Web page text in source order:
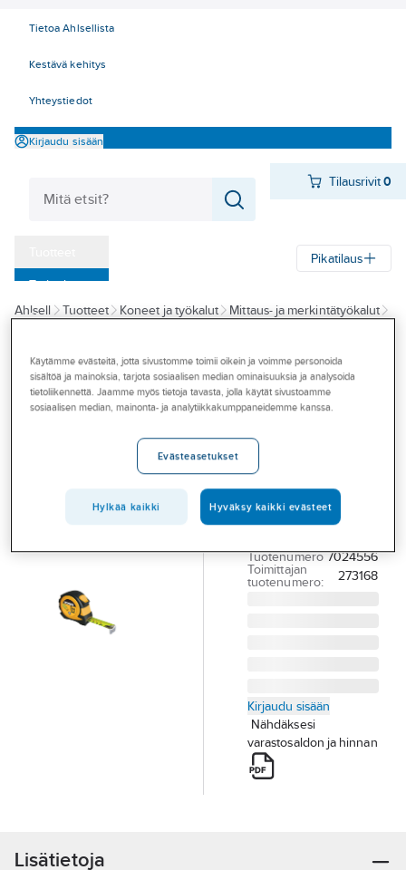
Tietoa Ahlsellista
Kestävä kehitys
Yhteystiedot
Kirjaudu sisään
Tilausrivit 0
‎Tarjoukset
Myymälät
Konseptit
Palvelut
Pikatilaus
Ahlsell Tuotteet Koneet ja työkalut
Mittaus- ja merkintätyökalut
IRONSIDE
Rullamitta
Lock
RULLAMITTA
5M/25MM SELF-
LOCK IRONSIDE
Tuotenumero 7024556
Toimittajan
tuotenumero:
273168
Kirjaudu sisään
Nähdäksesi
varastosaldon ja hinnan
Lisätietoja
Käytämme evästeitä, jotta sivustomme toimii oikein ja voimme personoida
sisältöä ja mainoksia, tarjota sosiaalisen median ominaisuuksia ja analysoida
tietoliikennettä. Jaamme myös tietoja tavasta, jolla käytät sivustoamme
sosiaalisen median, mainonta- ja analytiikkakumppaneidemme kanssa.
Evästeasetukset
Hylkää kaikki Hyväksy kaikki evästeet